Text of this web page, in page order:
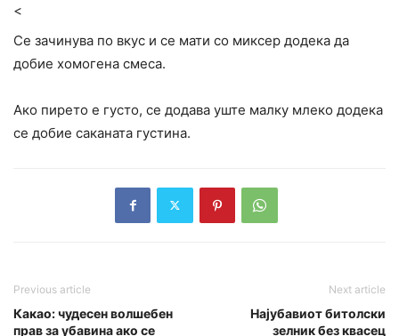
<
Се зачинува по вкус и се мати со миксер додека да
добие хомогена смеса.
Ако пирето е густо, се додава уште малку млеко додека
се добие саканата густина.
Previous article
Какао: чудесен волшебен
прав за убавина ако се
Next article
Најубавиот битолски
зелник без квасец